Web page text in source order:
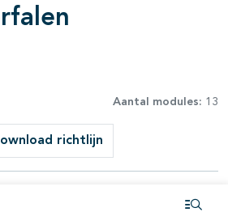
Aantal modules: 13
richtlijn